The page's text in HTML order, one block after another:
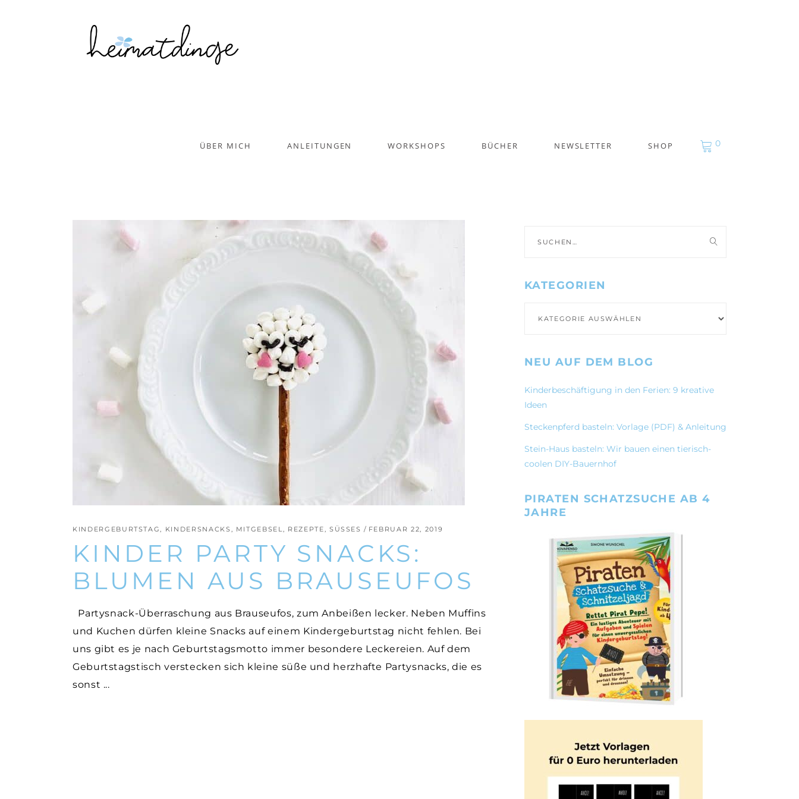
ÜBER MICH ANLEITUNGEN WORKSHOPS BÜCHER NEWSLETTER SHOP 0
KINDERGEBURTSTAG, KINDERSNACKS, MITGEBSEL, REZEPTE, SÜSSES FEBRUAR 22, 2019
KINDER PARTY SNACKS:
BLUMEN AUS BRAUSEUFOS
Partysnack-Überraschung aus Brauseufos, zum Anbeißen lecker. Neben Muffins
und Kuchen dürfen kleine Snacks auf einem Kindergeburtstag nicht fehlen. Bei
uns gibt es je nach Geburtstagsmotto immer besondere Leckereien. Auf dem
Geburtstagstisch verstecken sich kleine süße und herzhafte Partysnacks, die es
sonst
nach:
KATEGORIEN
NEU AUF DEM BLOG
Kinderbeschäftigung in den Ferien: 9 kreative
Ideen
Steckenpferd basteln: Vorlage (PDF) & Anleitung
Stein-Haus basteln: Wir bauen einen tierisch-
coolen DIY-Bauernhof
PIRATEN SCHATZSUCHE AB 4
JAHRE